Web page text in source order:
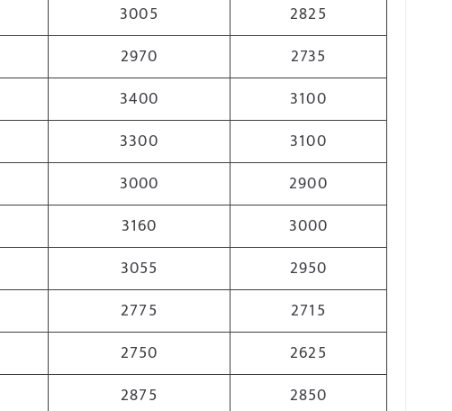
3005
2825
2970
2735
3400
3100
3300
3100
3000
2900
3160
3000
3055
2950
2775
2715
2750
2625
2875
2850